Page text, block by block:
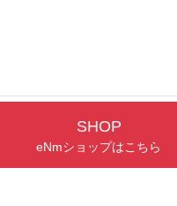
SHOP
eNmショップはこちら